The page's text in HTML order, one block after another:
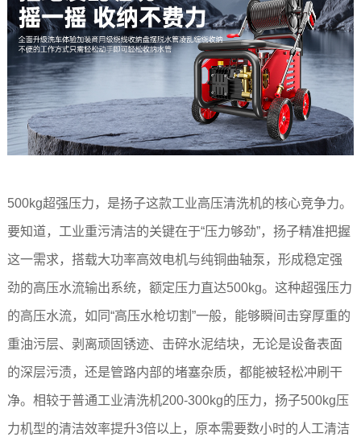
500kg超强压力，是扬子这款工业高压清洗机的核心竞争力。
要知道，工业重污清洁的关键在于“压力够劲”，扬子精准把握
这一需求，搭载大功率高效电机与纯铜曲轴泵，形成稳定强
劲的高压水流输出系统，额定压力直达500kg。这种超强压力
的高压水流，如同“高压水枪切割”一般，能够瞬间击穿厚重的
重油污层、剥离顽固锈迹、击碎水泥结块，无论是设备表面
的深层污渍，还是管路内部的堵塞杂质，都能被轻松冲刷干
净。相较于普通工业清洗机200-300kg的压力，扬子500kg压
力机型的清洁效率提升3倍以上，原本需要数小时的人工清洁